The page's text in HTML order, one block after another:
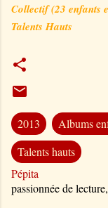
Collectif (23 enfants
Talents Hauts
2013 Albums
Talents hauts
Pépita
passionnée de